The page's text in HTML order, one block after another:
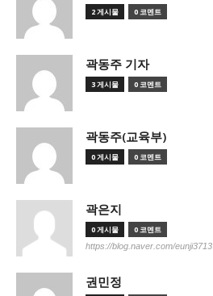
2 게시물 0 코멘트
곽동주 기자
3 게시물 0 코멘트
곽동주(교육부)
0 게시물 0 코멘트
곽은지
0 게시물 0 코멘트
https://blog.naver.com/eunji3713
권민정